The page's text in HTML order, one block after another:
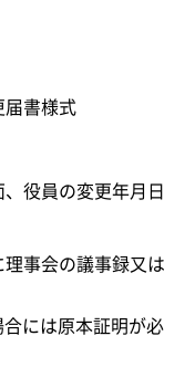
届書様式
、役員の変更年月日
理事会の議事録又は
には原本証明が必